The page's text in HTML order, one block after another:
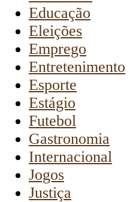
Educação
Eleições
Emprego
Entretenimento
Esporte
Estágio
Futebol
Gastronomia
Internacional
Jogos
Justiça